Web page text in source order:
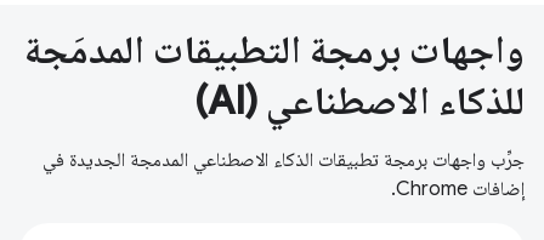
واجهات برمجة التطبيقات المدمَجة
للذكاء الاصطناعي (AI)
جرِّب واجهات برمجة تطبيقات الذكاء الاصطناعي المدمجة الجديدة في
إضافات Chrome.